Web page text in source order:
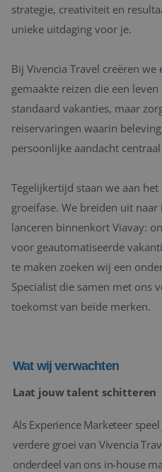
strategie, creativiteit en
unieke uitdaging voor je.
Bij Vivencia Travel creëren we
gemaakte reizen die een
standaard vakanties, maar
reiservaringen waarin
persoonlijke aandacht
Tegelijkertijd staan we aan
groeifase. We breiden uit
lanceren binnenkort Viavay:
voor geautomatiseerde
te maken zoeken wij een
Specialist die samen met ons
toekomst van beide merken.
Wat wij verwachten
Laat jouw talent schitteren
Als Experience Marketeer
verdere groei van Vivencia
onderdeel van ons in-house